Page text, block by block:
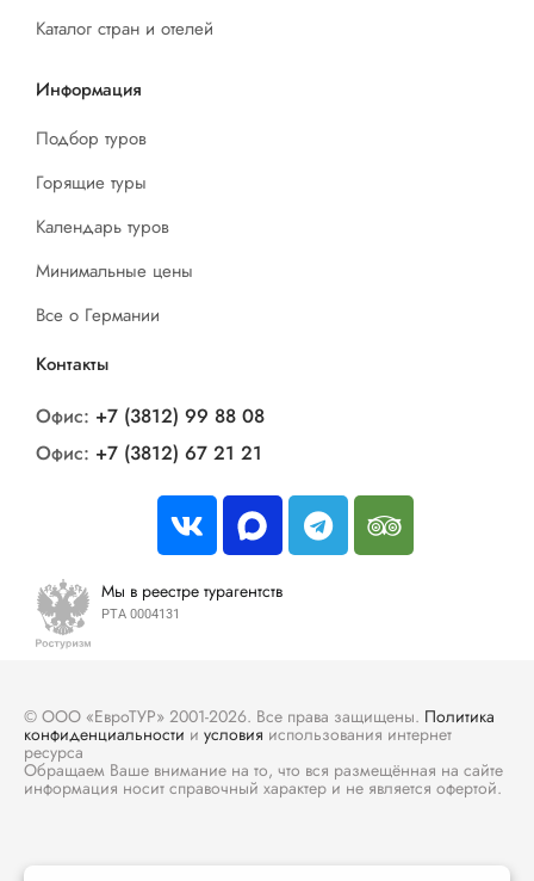
Каталог стран и отелей
Информация
Подбор туров
Горящие туры
Календарь туров
Минимальные цены
Все о Германии
Контакты
Офис: +7 (3812) 99 88 08
Офис: +7 (3812) 67 21 21
Мы в реестре турагентств
РТА 0004131
© ООО «ЕвроТУР» 2001-2026. Все права защищены. Политика
конфиденциальности и условия использования интернет
ресурса
Обращаем Ваше внимание на то, что вся размещённая на сайте
информация носит справочный характер и не является офертой.